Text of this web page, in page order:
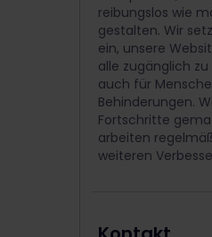
reibungslos wie
gestalten. Wir
ein, unsere
alle zugänglich
auch für
Behinderungen.
Fortschritte
arbeiten
weiteren